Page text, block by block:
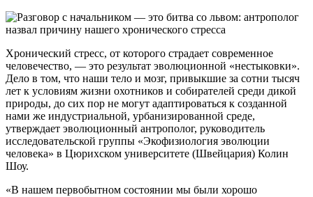
Хронический стресс, от которого страдает современное
человечество, — это результат эволюционной «нестыковки».
Дело в том, что наши тело и мозг, привыкшие за сотни тысяч
лет к условиям жизни охотников и собирателей среди дикой
природы, до сих пор не могут адаптироваться к созданной
нами же индустриальной, урбанизированной среде,
утверждает эволюционный антрополог, руководитель
исследовательской группы «Экофизиология эволюции
человека» в Цюрихском университете (Швейцария) Колин
Шоу.
«В нашем первобытном состоянии мы были хорошо